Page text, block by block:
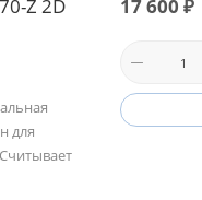
Z 2D
для
17 600 ₽